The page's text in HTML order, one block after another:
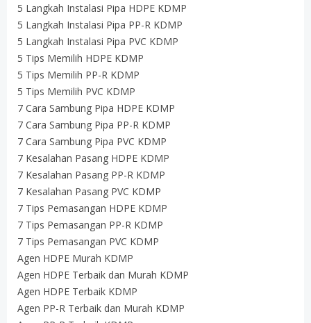
5 Langkah Instalasi Pipa HDPE KDMP
5 Langkah Instalasi Pipa PP-R KDMP
5 Langkah Instalasi Pipa PVC KDMP
5 Tips Memilih HDPE KDMP
5 Tips Memilih PP-R KDMP
5 Tips Memilih PVC KDMP
7 Cara Sambung Pipa HDPE KDMP
7 Cara Sambung Pipa PP-R KDMP
7 Cara Sambung Pipa PVC KDMP
7 Kesalahan Pasang HDPE KDMP
7 Kesalahan Pasang PP-R KDMP
7 Kesalahan Pasang PVC KDMP
7 Tips Pemasangan HDPE KDMP
7 Tips Pemasangan PP-R KDMP
7 Tips Pemasangan PVC KDMP
Agen HDPE Murah KDMP
Agen HDPE Terbaik dan Murah KDMP
Agen HDPE Terbaik KDMP
Agen PP-R Terbaik dan Murah KDMP